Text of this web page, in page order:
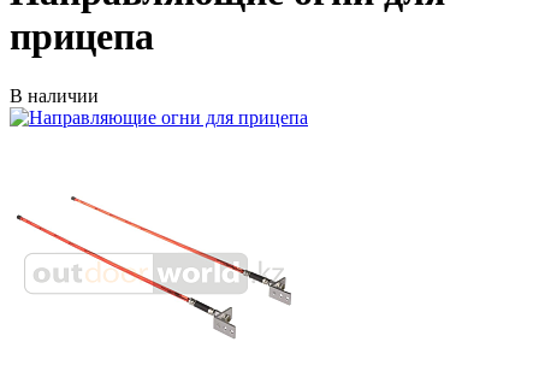
прицепа
В наличии